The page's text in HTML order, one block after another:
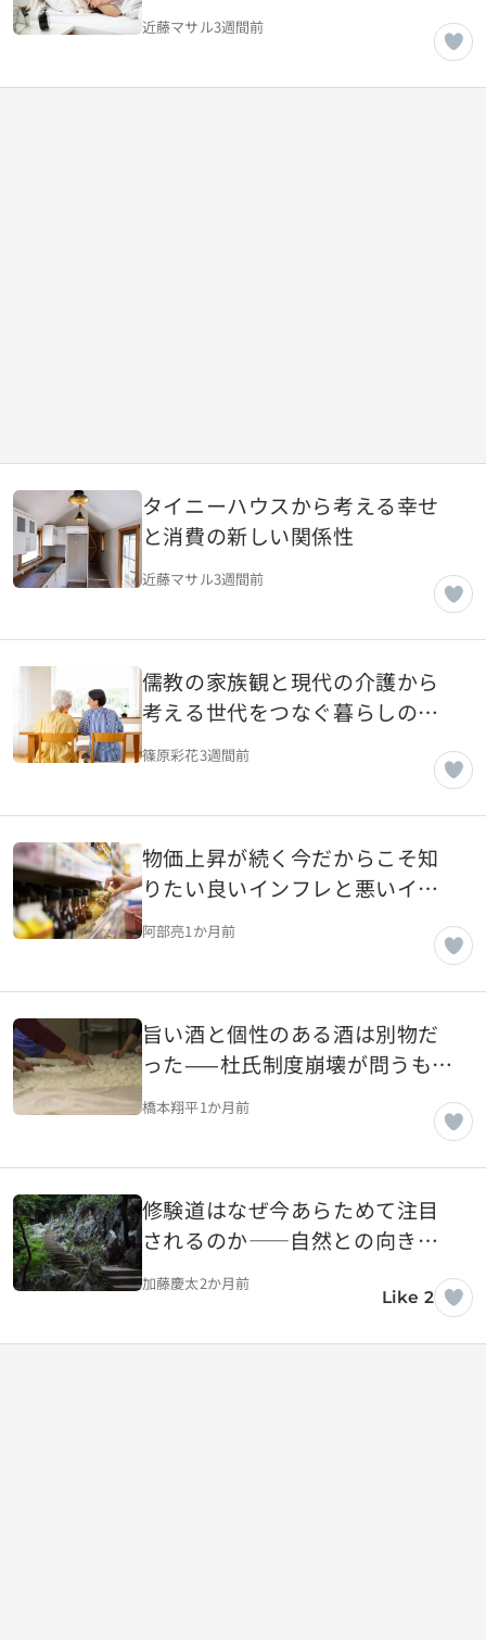
近藤マサル3週間前
タイニーハウスから考える幸せ
と消費の新しい関係性
近藤マサル3週間前
儒教の家族観と現代の介護から
考える世代をつなぐ暮らしのあ
り方を考える
篠原彩花3週間前
物価上昇が続く今だからこそ知
りたい良いインフレと悪いイン
フレの違い
阿部亮1か月前
旨い酒と個性のある酒は別物だ
った——杜氏制度崩壊が問うもの
とは
橋本翔平1か月前
修験道はなぜ今あらためて注目
されるのか――自然との向き合
い方を問い直す日本の知恵
加藤慶太2か月前
Like 2